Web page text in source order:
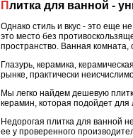
Плитка для ванной -
Однако стиль и вкус - это еще
это место без
пространство. Ванная
Глазурь, керамика,
рынке, практически
Мы легко найдем дешевую
керамин, которая подойдет
Недорогая плитка для ванной
ее у проверенного